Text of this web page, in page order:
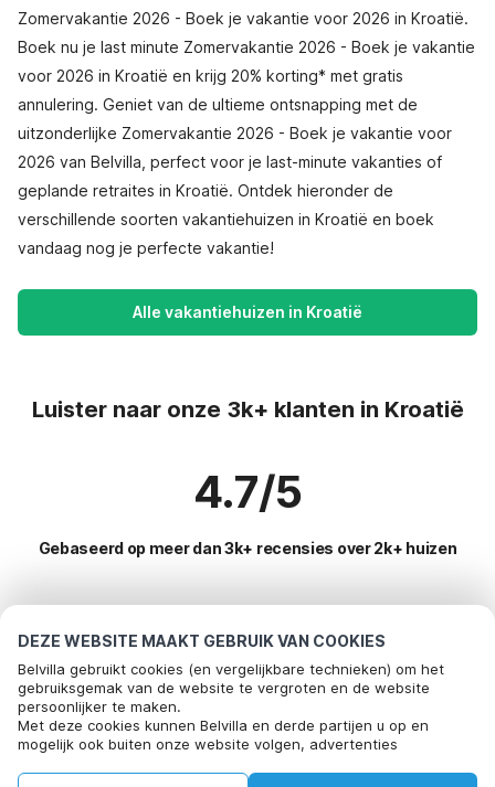
DEZE WEBSITE MAAKT GEBRUIK VAN COOKIES
Belvilla gebruikt cookies (en vergelijkbare technieken) om het
gebruiksgemak van de website te vergroten en de website
persoonlijker te maken.
Met deze cookies kunnen Belvilla en derde partijen u op en
mogelijk ook buiten onze website volgen, advertenties
social media.
Zomervakantie 2026 - Boek je vakantie voor 2026 in Kroatië.
Boek nu je last minute Zomervakantie 2026 - Boek je vakantie
voor 2026 in Kroatië en krijg 20% korting* met gratis
annulering. Geniet van de ultieme ontsnapping met de
uitzonderlijke Zomervakantie 2026 - Boek je vakantie voor
2026 van Belvilla, perfect voor je last-minute vakanties of
geplande retraites in Kroatië. Ontdek hieronder de
verschillende soorten vakantiehuizen in Kroatië en boek
vandaag nog je perfecte vakantie!
Alle vakantiehuizen in Kroatië
Luister naar onze 3k+ klanten in Kroatië
4.7/5
Gebaseerd op meer dan 3k+ recensies over 2k+ huizen
Meest populaire bestemmingen voor
vakantie
Populaire voorzieningen voor vakantie in Kroatie
Vakantie appartementen
Vakantiehuis met barbecue
Toplanden met topvoorzieningen voor vakanties
Bel om te boeken